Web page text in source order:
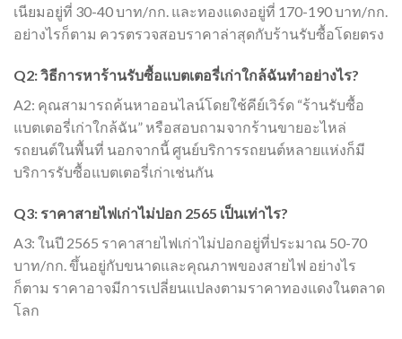
เนียมอยู่ที่ 30-40 บาท/กก. และทองแดงอยู่ที่ 170-190 บาท/กก.
อย่างไรก็ตาม ควรตรวจสอบราคาล่าสุดกับร้านรับซื้อโดยตรง
Q2: วิธีการหาร้านรับซื้อแบตเตอรี่เก่าใกล้ฉันทำอย่างไร?
A2: คุณสามารถค้นหาออนไลน์โดยใช้คีย์เวิร์ด “ร้านรับซื้อ
แบตเตอรี่เก่าใกล้ฉัน” หรือสอบถามจากร้านขายอะไหล่
รถยนต์ในพื้นที่ นอกจากนี้ ศูนย์บริการรถยนต์หลายแห่งก็มี
บริการรับซื้อแบตเตอรี่เก่าเช่นกัน
Q3: ราคาสายไฟเก่าไม่ปอก 2565 เป็นเท่าไร?
A3: ในปี 2565 ราคาสายไฟเก่าไม่ปอกอยู่ที่ประมาณ 50-70
บาท/กก. ขึ้นอยู่กับขนาดและคุณภาพของสายไฟ อย่างไร
ก็ตาม ราคาอาจมีการเปลี่ยนแปลงตามราคาทองแดงในตลาด
โลก